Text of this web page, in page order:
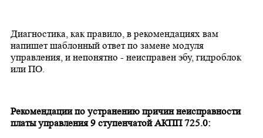
Диагностика, как правило, в рекомендациях вам
напишет шаблонный ответ по замене модуля
управления, и непонятно - неисправен эбу, гидроблок
или ПО.
Рекомендации по устранению причин неисправности
платы управления 9 ступенчатой АКПП 725.0: